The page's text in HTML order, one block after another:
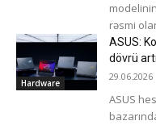
rəsmi
istifadə
Hardware
ASUS:
dövrü
29.06.2026
ASUS